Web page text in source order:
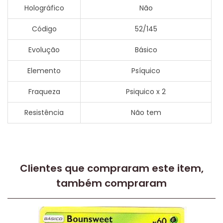
Holográfico Não
Código 52/145
Evolução Básico
Elemento Psíquico
Fraqueza Psiquico x 2
Resistência Não tem
Clientes que compraram este item,
também compraram